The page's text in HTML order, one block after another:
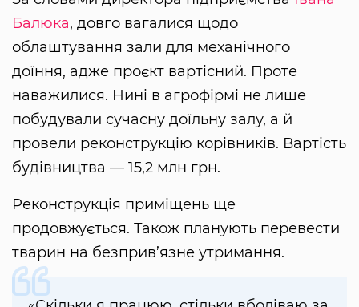
Балюка, довго вагалися щодо
облаштування зали для механічного
доїння, адже проєкт вартісний. Проте
наважилися. Нині в агрофірмі не лише
побудували сучасну доїльну залу, а й
провели реконструкцію корівників. Вартість
будівництва — 15,2 млн грн.
Реконструкція приміщень ще
продовжується. Також планують перевести
тварин на безприв’язне утримання.